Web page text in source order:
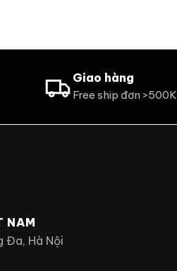
Giao hàng
Free ship đơn >500K
NAM
Đa, Hà Nội